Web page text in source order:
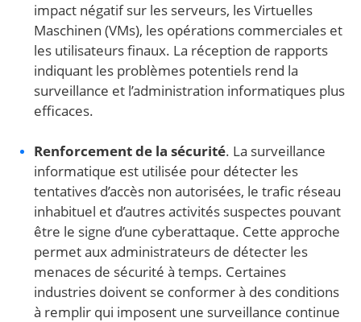
impact négatif sur les serveurs, les Virtuelles
Maschinen (VMs), les opérations commerciales et
les utilisateurs finaux. La réception de rapports
indiquant les problèmes potentiels rend la
surveillance et l’administration informatiques plus
efficaces.
Renforcement de la sécurité. La surveillance
informatique est utilisée pour détecter les
tentatives d’accès non autorisées, le trafic réseau
inhabituel et d’autres activités suspectes pouvant
être le signe d’une cyberattaque. Cette approche
permet aux administrateurs de détecter les
menaces de sécurité à temps. Certaines
industries doivent se conformer à des conditions
à remplir qui imposent une surveillance continue